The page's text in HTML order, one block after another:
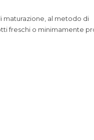
maturazione, al metodo di
freschi o minimamente